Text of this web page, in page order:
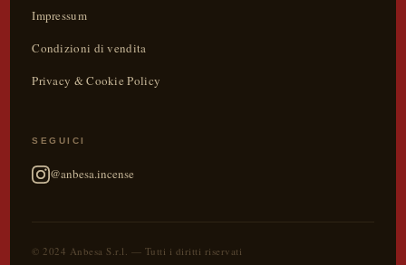
Impressum
Condizioni di vendita
Privacy & Cookie Policy
SEGUICI
@anbesa.incense
© 2024 Anbesa S.r.l. — Tutti i diritti riservati